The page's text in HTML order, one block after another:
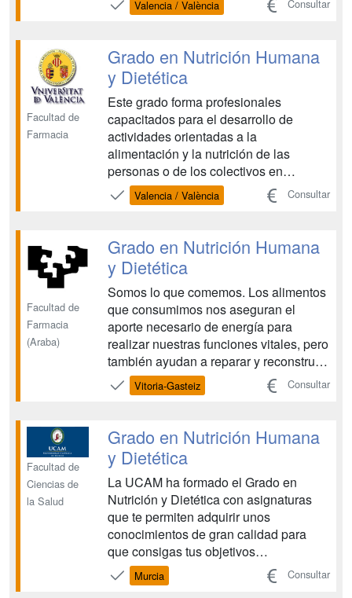
44/2003, de 21 de noviembre, por lo
futuro profesional de los estudiantes.
Los estudiantes se preparan para actu...
Valencia / València Consultar
Facultad de
Farmacia
Grado en Nutrición Humana
y Dietética
Este grado forma profesionales
capacitados para el desarrollo de
actividades orientadas a la
alimentación y la nutrición de las
personas o de los colectivos en
diversas situaciones fisiológicas y/o
patológicas, de acuerdo con los
la salud, prevención de enfermedades y
tratamiento dietético-nutricional cuando
...
Valencia / València Consultar
Facultad de
Farmacia
(Araba)
Grado en Nutrición Humana
y Dietética
Somos lo que comemos. Los alimentos
que consumimos nos aseguran el
aporte necesario de energía para
realizar nuestras funciones vitales, pero
también ayudan a reparar y reconstruir
tejidos en nuestro organismo. Hoy en
día sabemos que una nutrición
que también puede contribuir a su
tratamiento, por lo que la investi...
Vitoria-Gasteiz Consultar
Facultad de
Ciencias de
la Salud
Grado en Nutrición Humana
y Dietética
La UCAM ha formado el Grado en
Nutrición y Dietética con asignaturas
que te permiten adquirir unos
conocimientos de gran calidad para
que consigas tus objetivos
profesionales, de esta manera al
estudiar el Grado en Nutrición y
Murcia Consultar